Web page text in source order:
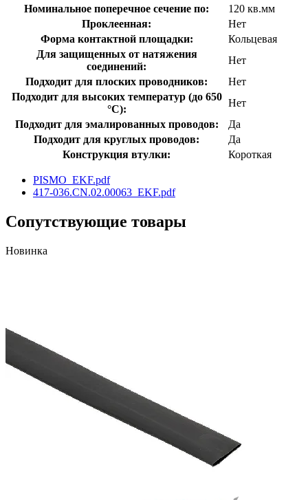
Номинальное поперечное сечение по:
120 кв.мм
Проклеенная:
Нет
Форма контактной площадки:
Кольцевая
Для защищенных от натяжения
соединений:
Нет
Подходит для плоских проводников:
Нет
Подходит для высоких температур (до 650
°C):
Нет
Подходит для эмалированных проводов:
Да
Подходит для круглых проводов:
Да
Конструкция втулки:
Короткая
PISMO_EKF.pdf
417-036.CN.02.00063_EKF.pdf
Сопутствующие товары
Новинка